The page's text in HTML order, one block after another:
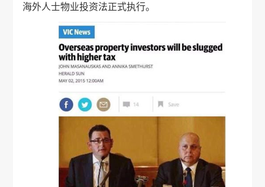
海外人士物业投资法正式执行。